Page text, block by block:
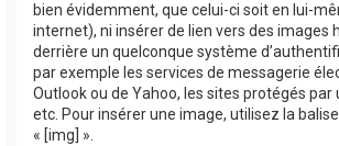
bien évidemment, que celui-ci soit en lui-
internet), ni insérer de lien vers des images
derrière un quelconque système
par exemple les services de messagerie
Outlook ou de Yahoo, les sites protégés par
etc. Pour insérer une image, utilisez la
« [img] ».